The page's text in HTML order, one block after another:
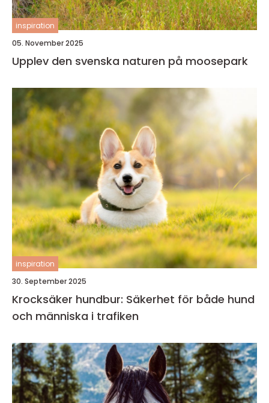
inspiration
05. November 2025
Upplev den svenska naturen på moosepark
inspiration
30. September 2025
Krocksäker hundbur: Säkerhet för både hund
och människa i trafiken